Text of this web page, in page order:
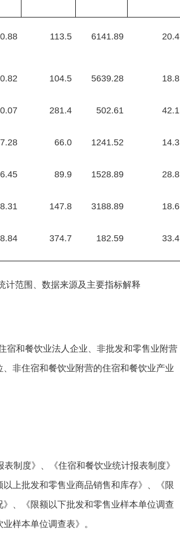
113.5 6141.89 20.4
104.5 5639.28 18.8
281.4 502.61 42.1
66.0 1241.52 14.3
89.9 1528.89 28.8
147.8 3188.89 18.6
374.7 182.59 33.4
计范围、数据来源及主要指标解释
和餐饮业法人企业、非批发和零售业附营
非住宿和餐饮业附营的住宿和餐饮业产业
制度》、《住宿和餐饮业统计报表制度》
上批发和零售业商品销售和库存》、《限
、《限额以下批发和零售业样本单位调查
样本单位调查表》。